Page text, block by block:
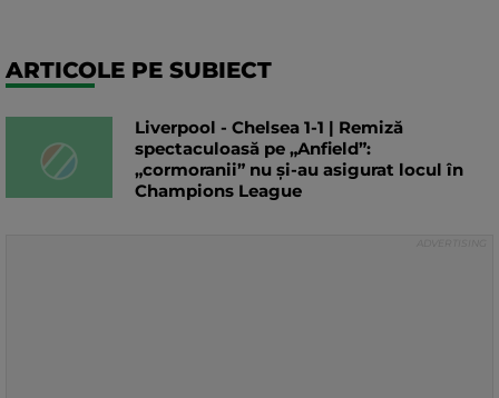
ARTICOLE PE SUBIECT
Liverpool - Chelsea 1-1 | Remiză
spectaculoasă pe „Anfield”:
„cormoranii” nu și-au asigurat locul în
Champions League